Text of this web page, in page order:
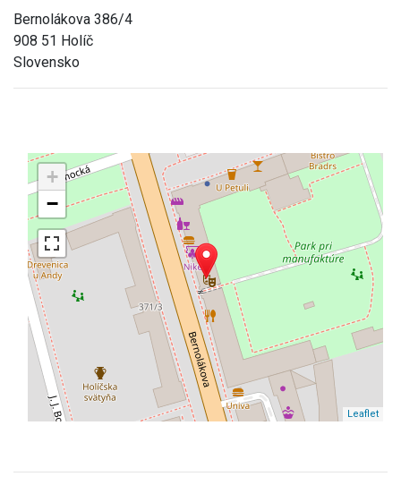
Bernolákova 386/4
908 51 Holíč
Slovensko
+
−
Leaflet